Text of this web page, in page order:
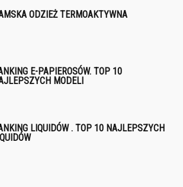
ODZIEŻ TERMOAKTYWNA
E-PAPIEROSÓW. TOP 10
MODELI
LIQUIDÓW . TOP 10 NAJLEPSZYCH